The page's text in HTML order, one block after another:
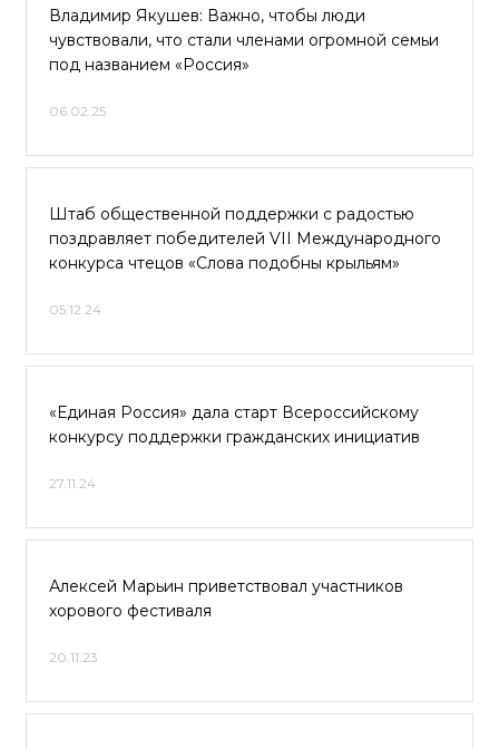
Владимир Якушев: Важно, чтобы люди
чувствовали, что стали членами огромной семьи
под названием «Россия»
06.02.25
Штаб общественной поддержки с радостью
поздравляет победителей VII Международного
конкурса чтецов «Слова подобны крыльям»
05.12.24
«Единая Россия» дала старт Всероссийскому
конкурсу поддержки гражданских инициатив
27.11.24
Алексей Марьин приветствовал участников
хорового фестиваля
20.11.23